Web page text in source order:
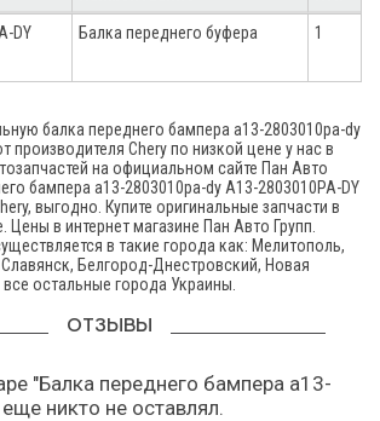
DY Балка переднего буфера 1
балка переднего бампера а13-2803010pа-dy
производителя Chery по низкой цене у нас в
на официальном сайте Пан Авто
бампера а13-2803010pа-dy A13-2803010PA-DY
выгодно. Купите оригинальные запчасти в
Цены в интернет магазине Пан Авто Групп.
в такие города как: Мелитополь,
Белгород-Днестровский, Новая
остальные города Украины.
ОТЗЫВЫ
"Балка переднего бампера а13-
никто не оставлял.